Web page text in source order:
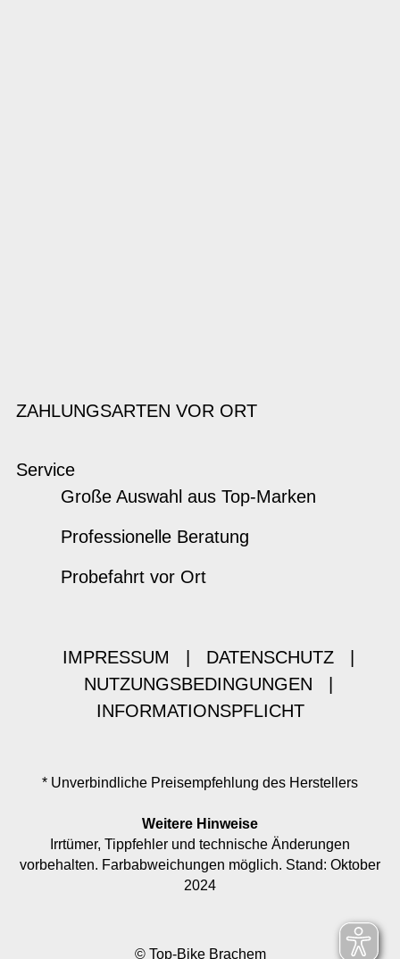
ZAHLUNGSARTEN VOR ORT
Service
Große Auswahl aus Top-Marken
Professionelle Beratung
Probefahrt vor Ort
IMPRESSUM DATENSCHUTZ
NUTZUNGSBEDINGUNGEN
INFORMATIONSPFLICHT
* Unverbindliche Preisempfehlung des Herstellers
Weitere Hinweise
Irrtümer, Tippfehler und technische Änderungen
vorbehalten. Farbabweichungen möglich. Stand: Oktober
2024
© Top-Bike Brachem